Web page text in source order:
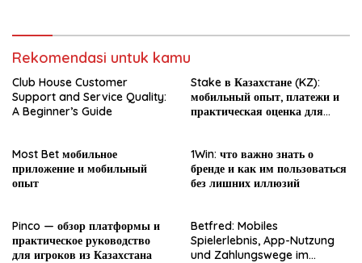
Rekomendasi untuk kamu
Club House Customer
Support and Service Quality:
A Beginner’s Guide
Stake в Казахстане (KZ):
мобильный опыт, платежи и
практическая оценка для
Most Bet мобильное
приложение и мобильный
опыт
1Win: что важно знать о
бренде и как им пользоваться
без лишних иллюзий
Pinco — обзор платформы и
практическое руководство
для игроков из Казахстана
Betfred: Mobiles
Spielerlebnis, App-Nutzung
und Zahlungswege im